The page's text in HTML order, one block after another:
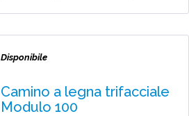
Disponibile
Camino a legna trifacciale
Modulo 100